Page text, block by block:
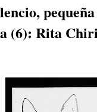
(6): Rita